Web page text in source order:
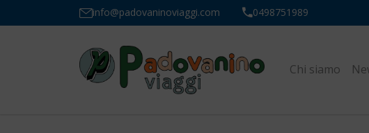
info@padovaninoviaggi.com 0498751989
Chi siamo